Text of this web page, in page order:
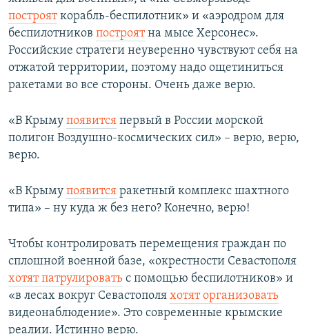
построяткорабль-беспилотник» и «аэродром для
беспилотников построятна мысе Херсонес».
Российские стратеги неуверенно чувствуют себя на
отжатой территории, поэтому надо ощетиниться
ракетами во все стороны. Очень даже верю.
«В Крыму появится первый в России морской
полигон Воздушно-космических сил» – верю, верю,
верю.
«В Крыму появится ракетный комплекс шахтного
типа» – ну куда ж без него? Конечно, верю!
Чтобы контролировать перемещения граждан по
сплошной военной базе, «окрестности Севастополя
хотят патрулировать с помощью беспилотников» и
«в лесах вокруг Севастополя хотят организовать
видеонаблюдение». Это современные крымские
реалии. Истинно верю.